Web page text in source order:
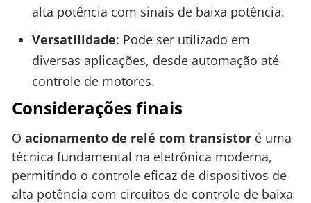
alta potência com sinais de baixa potência.
Versatilidade: Pode ser utilizado em
diversas aplicações, desde automação até
controle de motores.
Considerações finais
O acionamento de relé com transistor é uma
técnica fundamental na eletrônica moderna,
permitindo o controle eficaz de dispositivos de
alta potência com circuitos de controle de baixa